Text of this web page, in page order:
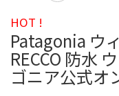
HOT !
Patagonia ウ
RECCO 防水
ゴニア公式オ